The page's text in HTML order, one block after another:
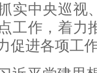
实中央巡视
工作，着力
促进各项工